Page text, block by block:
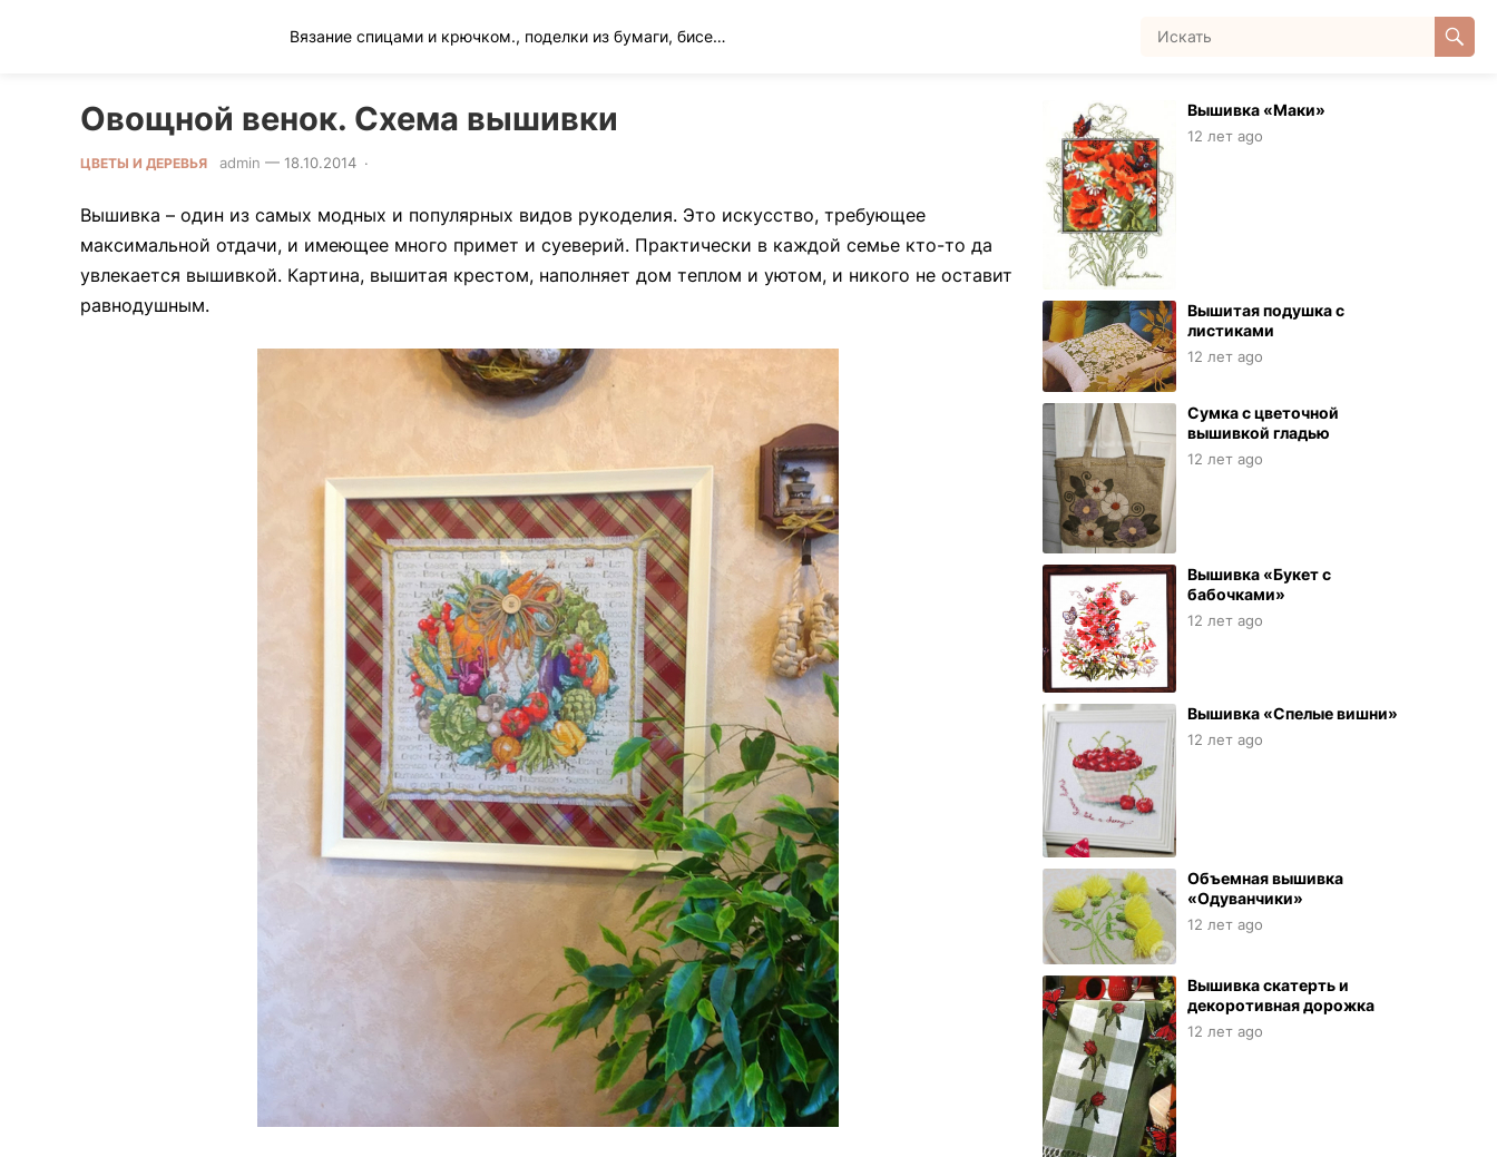
Вязание спицами и крючком., поделки из бумаги, бисера и многое другое
Овощной венок. Схема вышивки
ЦВЕТЫ И ДЕРЕВЬЯ admin — 18.10.2014 ·
Вышивка – один из самых модных и популярных видов рукоделия. Это искусство, требующее
максимальной отдачи, и имеющее много примет и суеверий. Практически в каждой семье кто-то да
увлекается вышивкой. Картина, вышитая крестом, наполняет дом теплом и уютом, и никого не оставит
равнодушным.
Вышивка «Маки»
12 лет ago
Вышитая подушка с
листиками
12 лет ago
Сумка с цветочной
вышивкой гладью
12 лет ago
Вышивка «Букет с
бабочками»
12 лет ago
Вышивка «Спелые вишни»
12 лет ago
Объемная вышивка
«Одуванчики»
12 лет ago
Вышивка скатерть и
декоротивная дорожка
12 лет ago